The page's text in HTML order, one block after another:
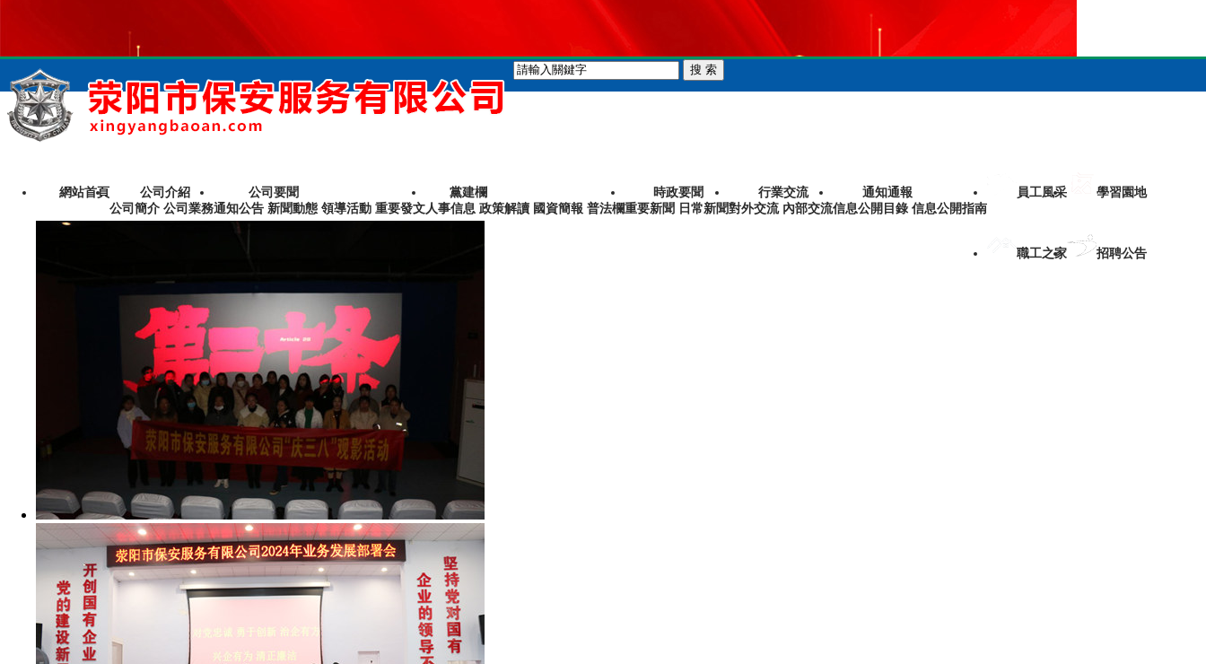
網站首頁
公司介紹
公司簡介 公司業務
公司要聞
通知公告 新聞動態 領導活動 重要發文
黨建欄
人事信息 政策解讀 國資簡報 普法欄
時政要聞
重要新聞 日常新聞
行業交流
對外交流 內部交流
通知通報
信息公開目錄 信息公開指南
員工風采 學習園地
職工之家 招聘公告